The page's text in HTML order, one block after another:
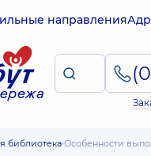
направления
библиотека Особенности выполнения стандартных